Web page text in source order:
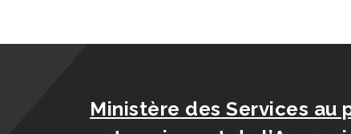
Ministère des Services au